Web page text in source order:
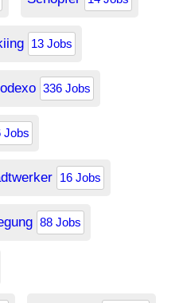
13 Jobs
336 Jobs
Jobs
16 Jobs
88 Jobs